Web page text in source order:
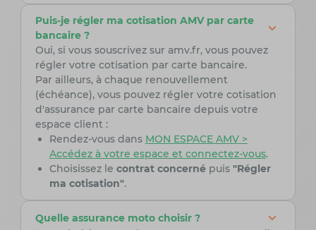
Puis-je régler ma cotisation AMV par carte
bancaire ?
Oui, si vous souscrivez sur amv.fr, vous pouvez
régler votre cotisation par carte bancaire.
Par ailleurs, à chaque renouvellement
(échéance), vous pouvez régler votre cotisation
d'assurance par carte bancaire depuis votre
espace client :
Rendez-vous dans MON ESPACE AMV >
Accédez à votre espace et connectez-vous.
Choisissez le contrat concernépuis "Régler
ma cotisation".
Quelle assurance moto choisir ?